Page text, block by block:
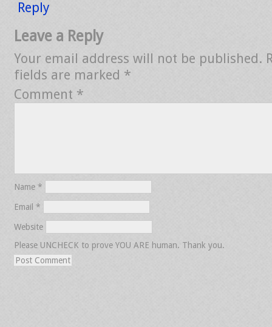
Reply
Leave a Reply
Your email address will not be published.
fields are marked *
Comment *
Name *
Email *
Website
Please UNCHECK to prove YOU ARE human. Thank you.